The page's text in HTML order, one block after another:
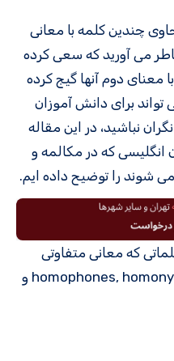
چندین کلمه با معانی
می آورید که سعی کرده
معنای دوم آنها گیج کرده
تواند برای دانش آموزان
نباشید، در این مقاله
انگلیسی که در مکالمه و
شوند را توضیح داده ایم.
که معانی متفاوتی
دارند، مانند homophones, homonyms, homographs و